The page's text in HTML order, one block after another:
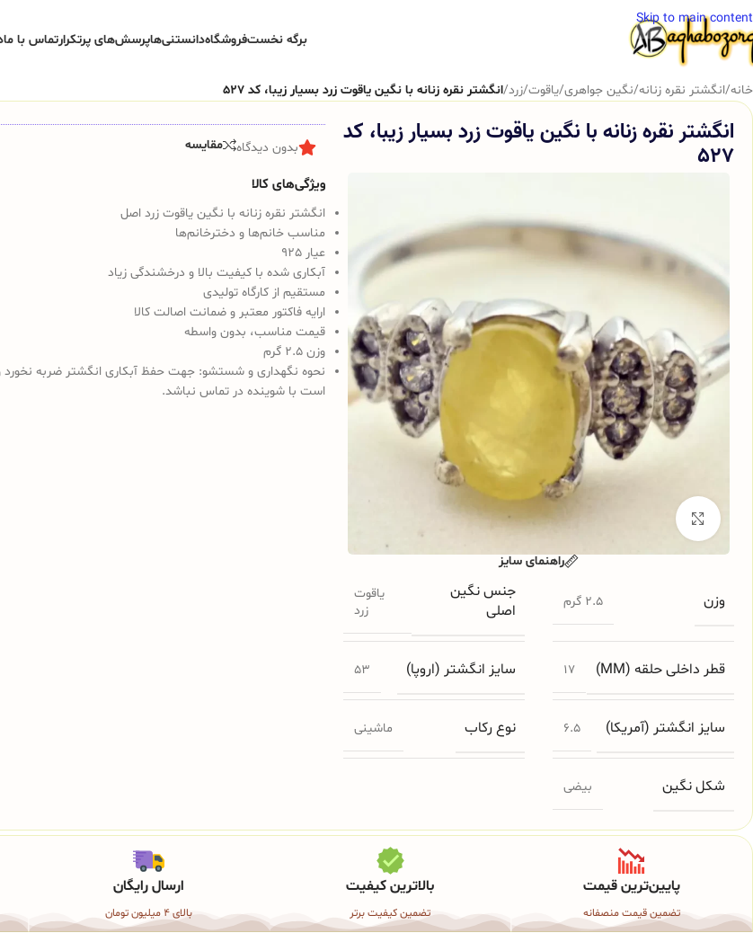
Skip to main content
برگه نخستفروشگاهدانستنی‌هاپرسش‌های پرتکرارتماس با ما
خانه/انگشتر نقره زنانه/نگین جواهری/یاقوت/زرد/انگشتر نقره زنانه با نگین یاقوت زرد بسیار زیبا، کد 527
انگشتر نقره زنانه با نگین یاقوت زرد بسیار زیبا، کد
527
برای بزرگنمایی کلیک کنید
وزن 2.5 گرم
جنس نگین
اصلی
یاقوت
زرد
قطر داخلی حلقه (MM) 17 سایز انگشتر (اروپا) 53
سایز انگشتر (آمریکا) 6.5 نوع رکاب ماشینی
شکل نگین بیضی
راهنمای سایز
بدون دیدگاه مقایسه
ویژگی‌های کالا
انگشتر نقره زنانه با نگین یاقوت زرد اصل
مناسب خانم‌ها و دخترخانم‌ها
عیار 925
آبکاری شده با کیفیت بالا و درخشندگی زیاد
مستقیم از کارگاه تولیدی
ارایه فاکتور معتبر و ضمانت اصالت کالا
قیمت مناسب، بدون واسطه
وزن 2.5 گرم
نحوه نگهداری و شستشو:جهت حفظ آبکاری انگشتر ضربه نخورد
است با شوینده در تماس نباشد.
پایین‌ترین قیمت
تضمین قیمت منصفانه
بالاترین کیفیت
تضمین کیفیت برتر
ارسال رایگان
بالای 4 میلیون تومان